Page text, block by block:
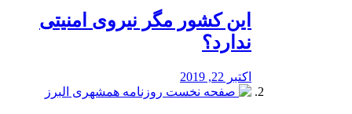
این کشور مگر نیروی امنیتی
ندارد؟
اکتبر 22, 2019